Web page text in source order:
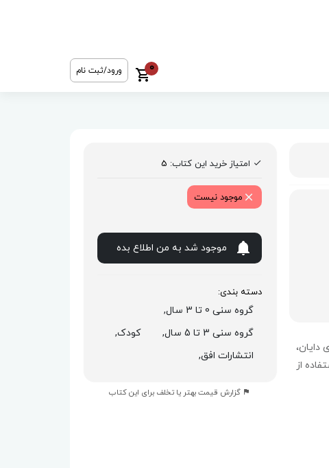
0 ورود/ثبت نام
دایان،
از
امتیاز خرید این کتاب: 5
موجود نیست
موجود شد به من اطلاع بده
دسته بندی:
گروه سنی 0 تا 3 سال,
گروه سنی 3 تا 5 سال,
کودک,
انتشارات افق,
گزارش قیمت بهتر یا تخلف برای این کتاب